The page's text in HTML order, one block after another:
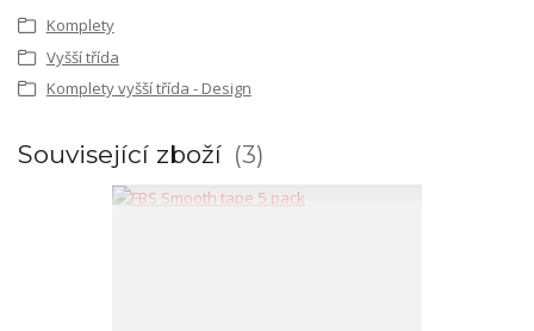
Komplety
Vyšší třída
Komplety vyšší třída - Design
Související zboží 3